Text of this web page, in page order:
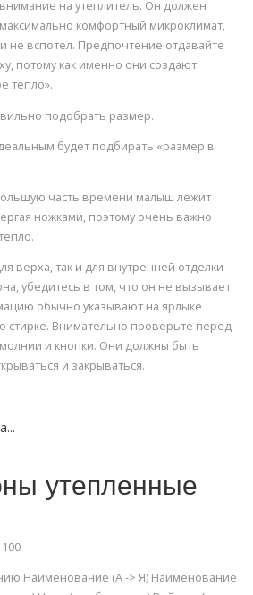
на утеплитель. Он должен
комфортный микроклимат,
не вспотел. Предпочтение отдавайте
потому как именно они создают
тепло».
подобрать размер.
будет подбирать «размер в
часть времени малыш лежит
ножками, поэтому очень важно
верха, так и для внутренней отделки
убедитесь в том, что он не вызывает
обычно указывают на ярлыке
стирке. Внимательно проверьте перед
молнии и кнопки. Они должны быть
и закрываться.
утепленные
Наименование (А -> Я) Наименование